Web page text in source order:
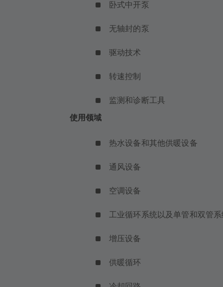
卧式中开泵
无轴封的泵
驱动技术
转速控制
监测和诊断工具
使用领域
热水设备和其他供暖设备
通风设备
空调设备
工业循环系统以及单管和双管
增压设备
供暖循环